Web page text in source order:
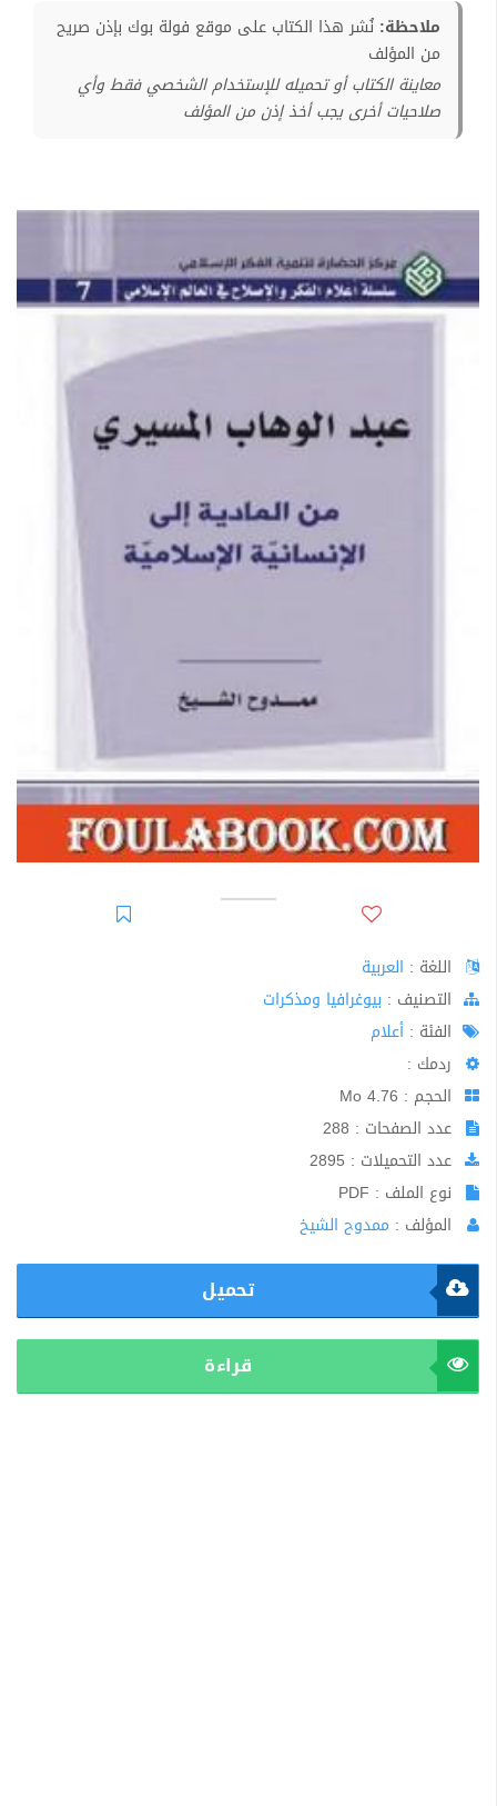
ملاحظة: نُشر هذا الكتاب على موقع فولة بوك بإذن صريح
من المؤلف
معاينة الكتاب أو تحميله للإستخدام الشخصي فقط وأي
صلاحيات أخرى يجب أخذ إذن من المؤلف
اللغة : العربية
اﻟﺘﺼﻨﻴﻒ : بيوغرافيا ومذكرات
الفئة : أعلام
ردمك :
الحجم : 4.76 Mo
عدد الصفحات : 288
عدد التحميلات : 2895
نوع الملف : PDF
المؤلف : ممدوح الشيخ
تحميل
قراءة